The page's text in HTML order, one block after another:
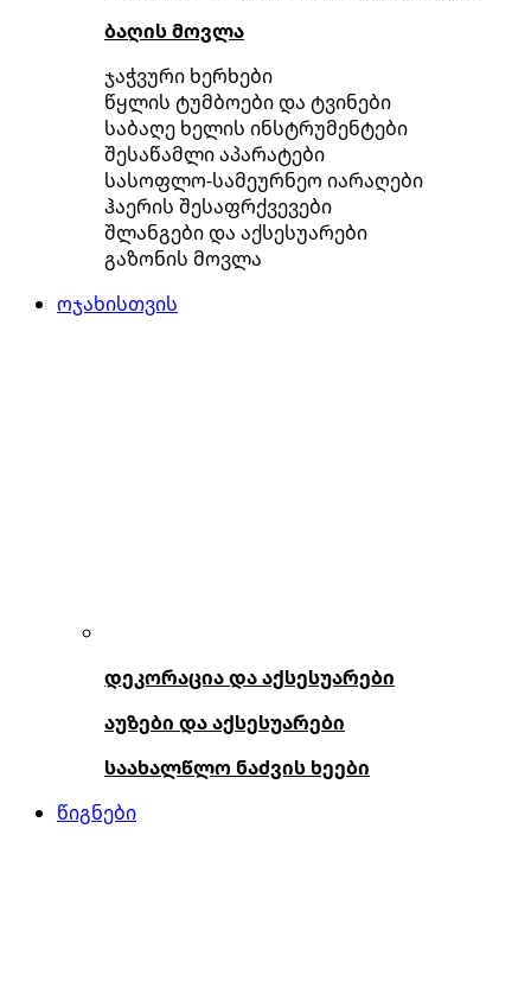
ბაღის მოვლა
ჯაჭვური ხერხები
წყლის ტუმბოები და ტვინები
საბაღე ხელის ინსტრუმენტები
შესაწამლი აპარატები
სასოფლო-სამეურნეო იარაღები
ჰაერის შესაფრქვევები
შლანგები და აქსესუარები
გაზონის მოვლა
ოჯახისთვის
დეკორაცია და აქსესუარები
აუზები და აქსესუარები
საახალწლო ნაძვის ხეები
წიგნები